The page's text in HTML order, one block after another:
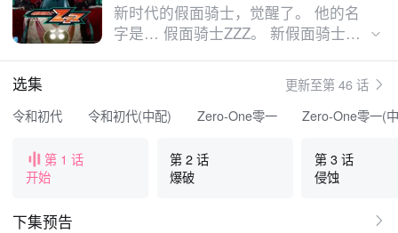
新时代的假面骑士，觉醒了。 他的名
字是… 假面骑士ZZZ。 新假面骑士，
年在梦中摇身一变成为“无敌的特工”，
守护人类，对抗侵害现实世界的噩梦怪
人“梦魇”！ 来吧，任务开始！
选集
更新至第 46 话
令和初代
令和初代(中配) Zero-One零一 Zero-One零一(
第 1 话
开始
第 2 话
爆破
第 3 话
侵蚀
下集预告